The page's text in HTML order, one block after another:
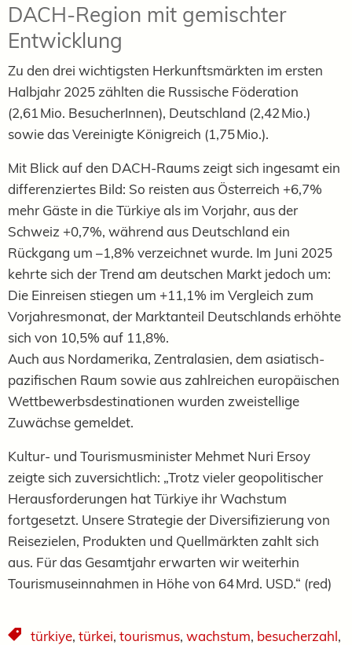
DACH-Region mit gemischter
Entwicklung
Zu den drei wichtigsten Herkunftsmärkten im ersten
Halbjahr 2025 zählten die Russische Föderation
(2,61 Mio. BesucherInnen), Deutschland (2,42 Mio.)
sowie das Vereinigte Königreich (1,75 Mio.).
Mit Blick auf den DACH-Raums zeigt sich ingesamt ein
differenziertes Bild: So reisten aus Österreich +6,7%
mehr Gäste in die Türkiye als im Vorjahr, aus der
Schweiz +0,7%, während aus Deutschland ein
Rückgang um –1,8% verzeichnet wurde. Im Juni 2025
kehrte sich der Trend am deutschen Markt jedoch um:
Die Einreisen stiegen um +11,1% im Vergleich zum
Vorjahresmonat, der Marktanteil Deutschlands erhöhte
sich von 10,5% auf 11,8%.
Auch aus Nordamerika, Zentralasien, dem asiatisch-
pazifischen Raum sowie aus zahlreichen europäischen
Wettbewerbsdestinationen wurden zweistellige
Zuwächse gemeldet.
Kultur- und Tourismusminister Mehmet Nuri Ersoy
zeigte sich zuversichtlich: „Trotz vieler geopolitischer
Herausforderungen hat Türkiye ihr Wachstum
fortgesetzt. Unsere Strategie der Diversifizierung von
Reisezielen, Produkten und Quellmärkten zahlt sich
aus. Für das Gesamtjahr erwarten wir weiterhin
Tourismuseinnahmen in Höhe von 64 Mrd. USD.“ (red)
türkiye, türkei, tourismus, wachstum, besucherzahl,